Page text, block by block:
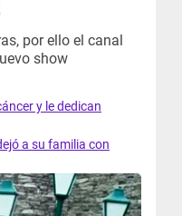
por ello el canal
show
y le dedican
a su familia con